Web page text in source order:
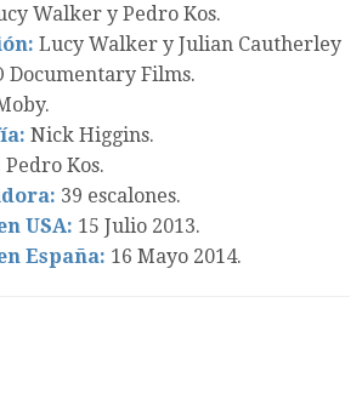
Walker y Pedro Kos.
Lucy Walker y Julian Cautherley
Documentary Films.
Nick Higgins.
Pedro Kos.
39 escalones.
USA: 15 Julio 2013.
España: 16 Mayo 2014.